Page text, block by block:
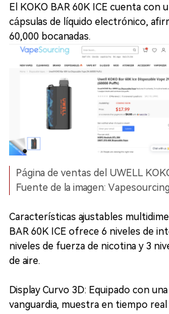
El KOKO BAR 60K ICE cuenta con
cápsulas de líquido electrónico,
60,000 bocanadas.
Página de ventas del UWELL
Fuente de la imagen: Vapesourcing
Características ajustables
BAR 60K ICE ofrece 6 niveles de
niveles de fuerza de nicotina y 3
de aire.
Display Curvo 3D: Equipado con
vanguardia, muestra en tiempo